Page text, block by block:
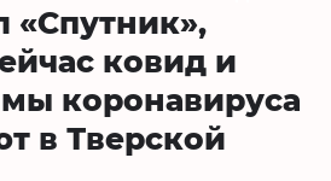
«Спутник»,
ковид и
коронавируса
в Тверской